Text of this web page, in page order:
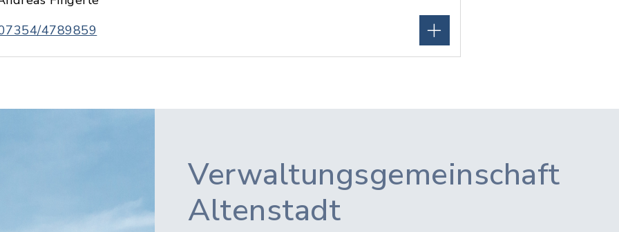
4789859
Verwaltungsgemeinschaft
Altenstadt